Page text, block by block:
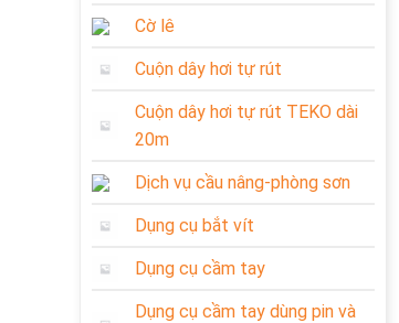
Cờ lê
Cuộn dây hơi tự rút
Cuộn dây hơi tự rút TEKO dài
20m
Dịch vụ cầu nâng-phòng sơn
Dụng cụ bắt vít
Dụng cụ cầm tay
Dụng cụ cầm tay dùng pin và